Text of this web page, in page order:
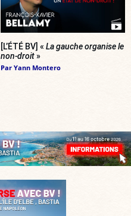
[L’ÉTÉ BV] « La gauche organise le
non-droit»
Par Yann Montero